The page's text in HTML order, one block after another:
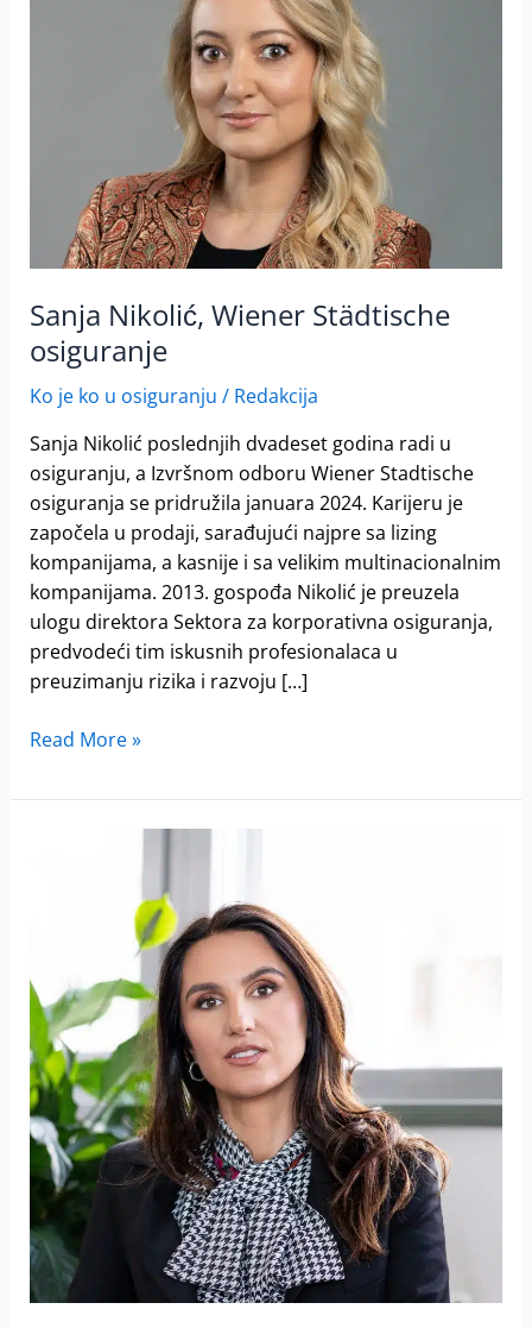
Sanja Nikolić, Wiener Städtische
osiguranje
Ko je ko u osiguranju / Redakcija
Sanja Nikolić poslednjih dvadeset godina radi u
osiguranju, a Izvršnom odboru Wiener Stadtische
osiguranja se pridružila januara 2024. Karijeru je
započela u prodaji, sarađujući najpre sa lizing
kompanijama, a kasnije i sa velikim multinacionalnim
kompanijama. 2013. gospođa Nikolić je preuzela
ulogu direktora Sektora za korporativna osiguranja,
predvodeći tim iskusnih profesionalaca u
preuzimanju rizika i razvoju […]
Read More »